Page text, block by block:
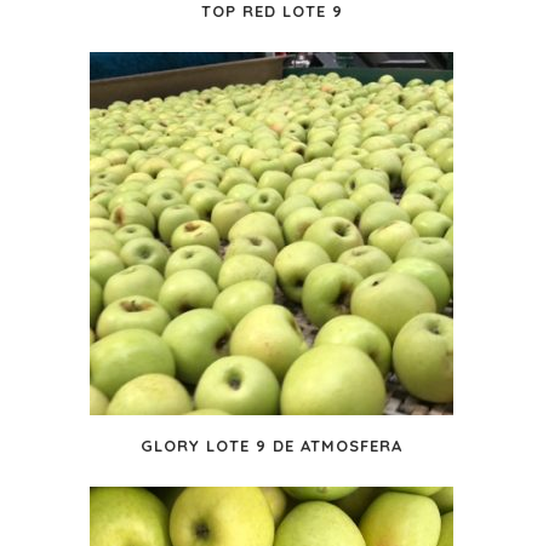
TOP RED LOTE 9
GLORY LOTE 9 DE ATMOSFERA